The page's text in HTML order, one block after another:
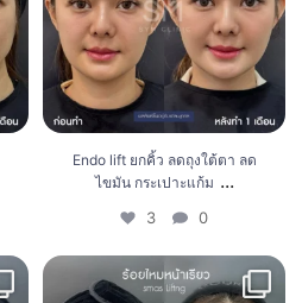
Endo lift ยกคิ้ว ลดถุงใต้ตา ลด
ไขมัน กระเปาะแก้ม ...
3 0
#symร้อยไหมยกsmas